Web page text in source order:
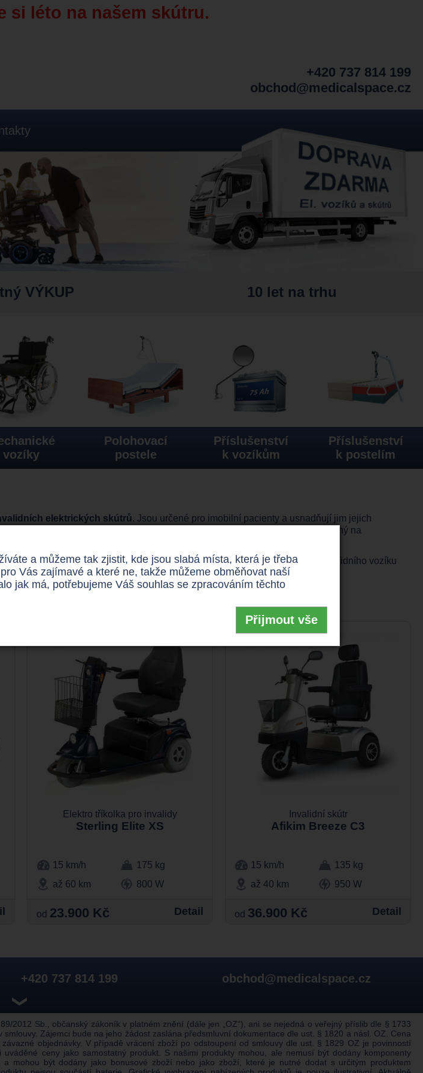
si léto na našem skútru.
+420 737 814 199
obchod@medicalspace.cz
VÝKUP 10 let na trhu
vozíky
Polohovací
postele
Příslušenství
k vozíkům
Příslušenství
k postelím
elektrických skútrů. Jsou určené pro imobilní pacienty a usnadňují jim jejich
, který má výhodu ve velkých zadních kolách a tím je vhodný na
nás na telefoním čísle 737 814 199, kde Vám s výběrem správného invalidního vozíku
produkty/trikolove-skutry.
Elektro tříkolka pro invalidy
Sterling Elite XS
15 km/h
175 kg
až 60 km
800 W
od 23.900 Kč Detail
Invalidní skútr
Afikim Breeze C3
15 km/h
135 kg
až 40 km
950 W
od 36.900 Kč Detail
+420 737 814 199 obchod@medicalspace.cz
❯
2012 Sb., občanský zákoník v platném znění (dále jen „OZ“), ani se nejedná o veřejný příslib dle § 1733
Zájemci bude na jeho žádost zaslána předsmluvní dokumentace dle ust. § 1820 a násl. OZ. Cena
objednávky. V případě vrácení zboží po odstoupení od smlouvy dle ust. § 1829 OZ je povinností
ceny jako samostatný produkt. S našimi produkty mohou, ale nemusí být dodány komponenty
mohou být dodány jako bonusové zboží nebo jako zboží, které je nutné dodat s určitým produktem
a můžeme tak zjistit, kde jsou slabá místa, která je třeba
Vás zajímavé a které ne, takže můžeme obměňovat naší
jak má, potřebujeme Váš souhlas se zpracováním těchto
Přijmout vše